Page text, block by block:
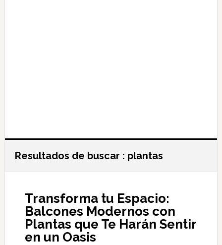
Resultados de buscar : plantas
Transforma tu Espacio:
Balcones Modernos con
Plantas que Te Harán Sentir
en un Oasis